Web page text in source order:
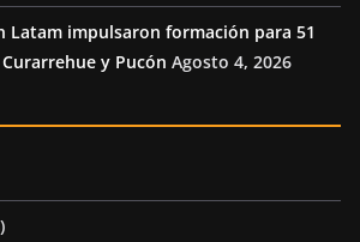
Latam impulsaron formación para 51
y Pucón Agosto 4, 2026